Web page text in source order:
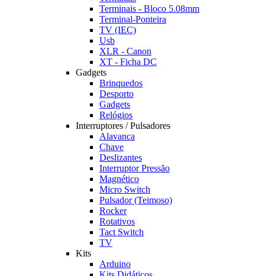
Terminais - Bloco 5.08mm
Terminal-Ponteira
TV (IEC)
Usb
XLR - Canon
XT - Ficha DC
Gadgets
Brinquedos
Desporto
Gadgets
Relógios
Interruptores / Pulsadores
Alavanca
Chave
Deslizantes
Interruptor Pressão
Magnético
Micro Switch
Pulsador (Teimoso)
Rocker
Rotativos
Tact Switch
TV
Kits
Arduino